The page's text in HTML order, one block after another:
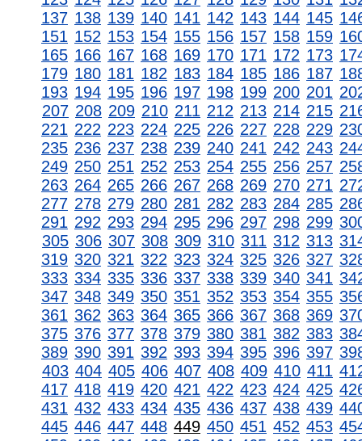
137 138 139 140 141 142 143 144 145
151 152 153 154 155 156 157 158 159
165 166 167 168 169 170 171 172 173
179 180 181 182 183 184 185 186 187
193 194 195 196 197 198 199 200 201
207 208 209 210 211 212 213 214 215
221 222 223 224 225 226 227 228 229
235 236 237 238 239 240 241 242 243
249 250 251 252 253 254 255 256 257
263 264 265 266 267 268 269 270 271
277 278 279 280 281 282 283 284 285
291 292 293 294 295 296 297 298 299
305 306 307 308 309 310 311 312 313
319 320 321 322 323 324 325 326 327
333 334 335 336 337 338 339 340 341
347 348 349 350 351 352 353 354 355
361 362 363 364 365 366 367 368 369
375 376 377 378 379 380 381 382 383
389 390 391 392 393 394 395 396 397
403 404 405 406 407 408 409 410 411
417 418 419 420 421 422 423 424 425
431 432 433 434 435 436 437 438 439
445 446 447 448 449 450 451 452 453